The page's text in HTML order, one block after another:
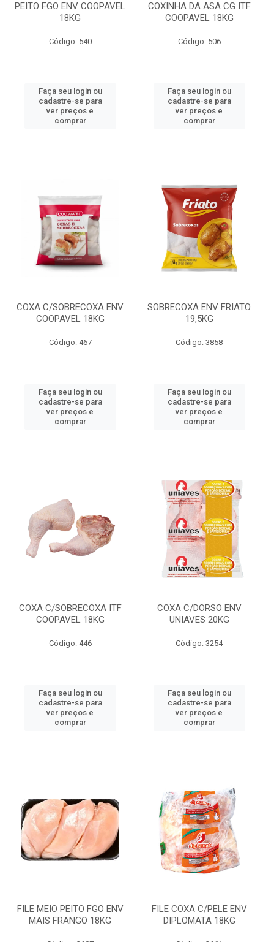
PEITO FGO ENV COOPAVEL
18KG
Código: 540
Faça seu login ou
cadastre-se para
ver preços e
comprar
COXINHA DA ASA CG ITF
COOPAVEL 18KG
Código: 506
Faça seu login ou
cadastre-se para
ver preços e
comprar
COXA C/SOBRECOXA ENV
COOPAVEL 18KG
Código: 467
Faça seu login ou
cadastre-se para
ver preços e
comprar
SOBRECOXA ENV FRIATO
19,5KG
Código: 3858
Faça seu login ou
cadastre-se para
ver preços e
comprar
COXA C/SOBRECOXA ITF
COOPAVEL 18KG
Código: 446
Faça seu login ou
cadastre-se para
ver preços e
comprar
COXA C/DORSO ENV
UNIAVES 20KG
Código: 3254
Faça seu login ou
cadastre-se para
ver preços e
comprar
FILE MEIO PEITO FGO ENV
MAIS FRANGO 18KG
FILE COXA C/PELE ENV
DIPLOMATA 18KG